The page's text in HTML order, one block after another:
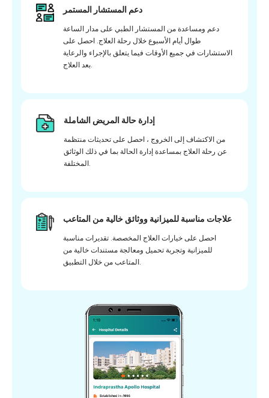
دعم المستشار المستمر
دعم ومساعدة من المستشار الطبي على مدار الساعة
طوال أيام الأسبوع خلال رحلة العلاج. احصل على
الاستشارات في جميع الأوقات فيما يتعلق بالإجراء والرعاية
بعد العلاج.
إدارة حالة المريض الشاملة
من الاكتشاف إلى الخروج ، احصل على تحديثات منتظمة
عن رحلة العلاج بمساعدة إدارة الحالة بما في ذلك الوثائق
المختلفة.
علاجات مناسبة للميزانية ووثائق خالية من المتاعب
احصل على خيارات العلاج المخصصة. تقديرات مناسبة
للميزانية وتجربة تحميل ومعالجة مستندات خالية من
المتاعب من خلال التطبيق.